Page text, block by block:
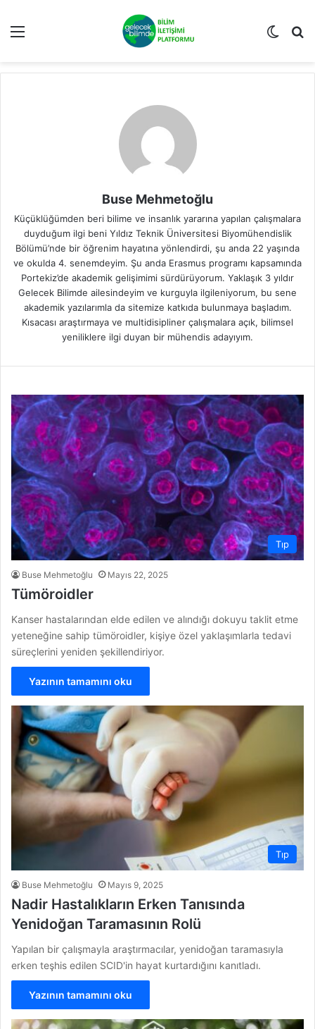
Dış
Buse Mehmetoğlu
Küçüklüğümden beri bilime ve insanlık yararına yapılan çalışmalara
duyduğum ilgi beni Yıldız Teknik Üniversitesi Biyomühendislik
Bölümü’nde bir öğrenim hayatına yönlendirdi, şu anda 22 yaşında
ve okulda 4. senemdeyim. Şu anda Erasmus programı kapsamında
Portekiz’de akademik gelişimimi sürdürüyorum. Yaklaşık 3 yıldır
Gelecek Bilimde ailesindeyim ve kurguyla ilgileniyorum, bu sene
akademik yazılarımla da sitemize katkıda bulunmaya başladım.
Kısacası araştırmaya ve multidisipliner çalışmalara açık, bilimsel
yeniliklere ilgi duyan bir mühendis adayıyım.
Tıp
Buse Mehmetoğlu Mayıs 22, 2025
Tümöroidler
Kanser hastalarından elde edilen ve alındığı dokuyu taklit etme
yeteneğine sahip tümöroidler, kişiye özel yaklaşımlarla tedavi
süreçlerini yeniden şekillendiriyor.
Yazının tamamını oku
Tıp
Buse Mehmetoğlu Mayıs 9, 2025
Nadir Hastalıkların Erken Tanısında
Yenidoğan Taramasının Rolü
Yapılan bir çalışmayla araştırmacılar, yenidoğan taramasıyla
erken teşhis edilen SCID'in hayat kurtardığını kanıtladı.
Yazının tamamını oku